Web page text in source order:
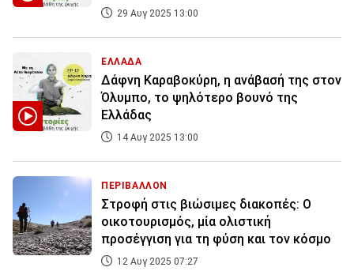
29 Αυγ 2025 13:00
ΕΛΛΑΔΑ
Δάφνη Καραβοκύρη, η ανάβασή της στον
Όλυμπο, το ψηλότερο βουνό της
Ελλάδας
14 Αυγ 2025 13:00
ΠΕΡΙΒΑΛΛΟΝ
Στροφή στις βιώσιμες διακοπές: Ο
οικοτουρισμός, μία ολιστική
προσέγγιση για τη φύση και τον κόσμο
12 Αυγ 2025 07:27